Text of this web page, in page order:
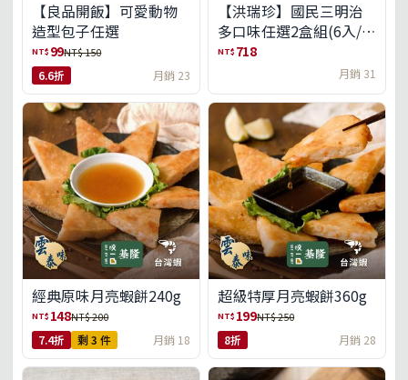
【良品開飯】可愛動物
造型包子任選
NT$ 99NT$ 150
6.6折 月銷 23
【洪瑞珍】國民三明治
多口味任選2盒組(6入/
盒)(免運)
NT$ 718
月銷 31
經典原味月亮蝦餅240g
NT$ 148NT$ 200
7.4折 剩 3 件 月銷 18
超級特厚月亮蝦餅360g
NT$ 199NT$ 250
8折 月銷 28